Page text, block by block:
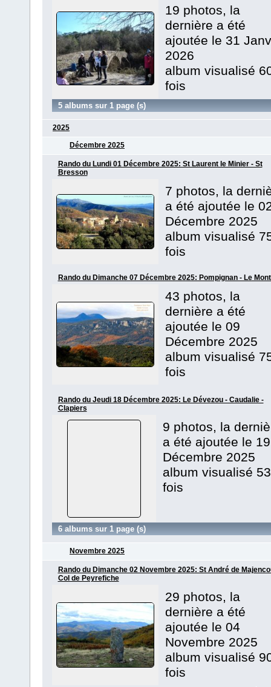
19 photos, la
dernière a été
ajoutée le 31
2026
album visualisé
fois
5 albums sur 1 page (s)
2025
Décembre 2025
Rando du Lundi 01 Décembre 2025: St Laurent le Minier - St
Bresson
7 photos, la
a été ajoutée le
Décembre 2025
album visualisé
fois
Rando du Dimanche 07 Décembre 2025: Pompignan - Le
43 photos, la
dernière a été
ajoutée le 09
Décembre 2025
album visualisé
fois
Rando du Jeudi 18 Décembre 2025: Le Dévezou - Caudalie -
Clapiers
9 photos, la
a été ajoutée le 19
Décembre 2025
album visualisé 53
fois
6 albums sur 1 page (s)
Novembre 2025
Rando du Dimanche 02 Novembre 2025: St André de
Col de Peyrefiche
29 photos, la
dernière a été
ajoutée le 04
Novembre 2025
album visualisé
fois